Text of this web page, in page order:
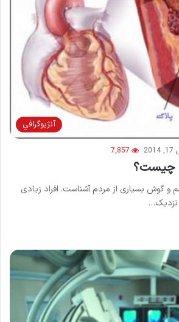
آنژيوگرافي
7,857
چیست؟
و گوش بسیاری از مردم آشناست. افراد زیادی
نزدیک…